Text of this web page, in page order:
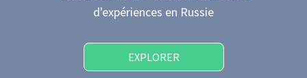
d'expériences en Russie
EXPLORER